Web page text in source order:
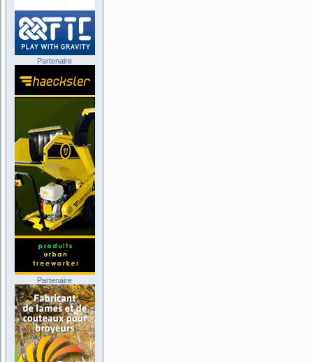
Partenaire
Partenaire